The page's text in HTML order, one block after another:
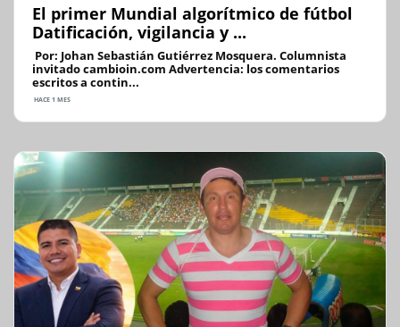
El primer Mundial algorítmico de fútbol
Datificación, vigilancia y ...
Por: Johan Sebastián Gutiérrez Mosquera. Columnista
invitado cambioin.com Advertencia: los comentarios
escritos a contin...
HACE 1 MES